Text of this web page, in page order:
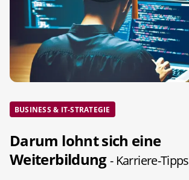
BUSINESS & IT-STRATEGIE
Darum lohnt sich eine
Weiterbildung- Karriere-Tipps